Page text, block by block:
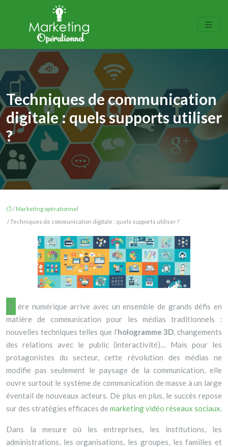
Techniques de communication
digitale : quels supports utiliser
?
/ Marketing opérationnel
/ Techniques de communication digitale : quels supports utiliser ?
L’ère numérique arrive avec un ensemble de grands défis en
matière de communication pour les médias traditionnels :
nouvelles techniques telles que l’hologramme 3D, changements
des relations avec le public (interactivité)… Mais pour les
protagonistes du secteur, cette révolution des médias ne
modifie pas seulement le paysage de la communication, elle
ouvre surtout le système de communication de masse à un large
éventail de nouveaux acteurs. De plus en plus, le succès repose
sur des stratégies efficaces de marketing vidéo réseaux sociaux.
Dans la mesure où les entreprises, les institutions, les
administrations, les organisations, les groupes, les familles et